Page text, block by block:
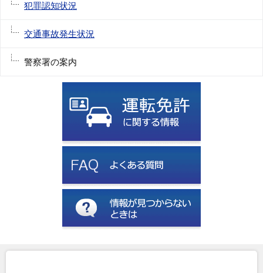
犯罪認知状況
交通事故発生状況
警察署の案内